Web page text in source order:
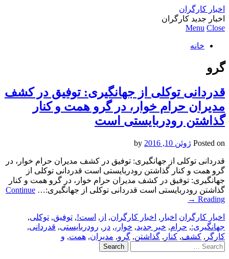
اخبار کارگران
اخبار جدید کارگران
Menu Close
خانه
گرو
قدردانی توکلی از جهانگیری: توفیق در کشف
مدیران حرام خوار، در گرو همت و کنار
گذاشتن رودربایستی است
Posted on ژوئن 10, 2016
قدردانی توکلی از جهانگیری: توفیق در کشف مدیران حرام خوار، در
گرو همت و کنار گذاشتن رودربایستی است قدردانی توکلی از
جهانگیری: توفیق در کشف مدیران حرام خوار، در گرو همت و کنار
گذاشتن رودربایستی است قدردانی توکلی از جهانگیری:… Continue
Reading
→
اخبار کارگران اخبار , اخبار کارگران, از , است!, توفیق, توکلی,
جهانگیری:, حرام, خبر جدید, خوار،, در , رودربایستی, قدردانی,
کارگر , کشف, کنار , گذاشتن, گرو, مدیران, همت, و
Search
for: